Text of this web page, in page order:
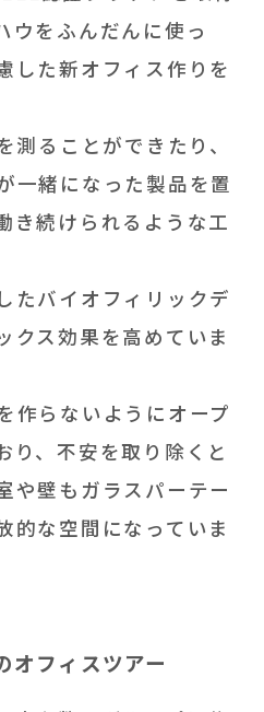
ウをふんだんに使っ
した新オフィス作りを
ることができたり、
一緒になった製品を置
き続けられるような工
たバイオフィリックデ
クス効果を高めていま
作らないようにオープ
り、不安を取り除くと
や壁もガラスパーテー
的な空間になっていま
オフィスツアー